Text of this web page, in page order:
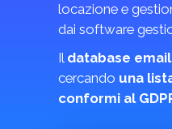
locazione e
dai software
Il database
cercando una
conformi al